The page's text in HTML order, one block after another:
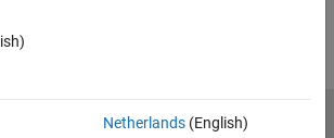
Netherlands(English)
Marcas comerciales